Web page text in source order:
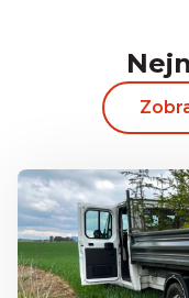
Vladimíra Chvalová
Robert Marek -
Josef Navrátil
Alena Raftlová
Jan Uhlíř
Josef Navrátil
Alena raftlová
Josef Navrátil